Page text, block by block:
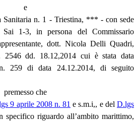
e
Sanitaria n. 1 - Triestina, *** - con sede
1-3, in persona del Commissario
dott. Nicola Delli Quadri,
dd. 18.12,2014 cui è stata data
259 di data 24.12.2014, di seguito
premesso che
9 aprile 2008 n. 81 e s.m.i,, e del D.lgs
specifico riguardo all’ambito marittimo,